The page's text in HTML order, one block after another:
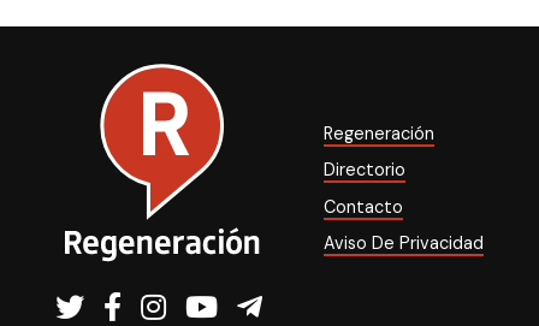
Regeneración
Directorio
Contacto
Aviso De Privacidad